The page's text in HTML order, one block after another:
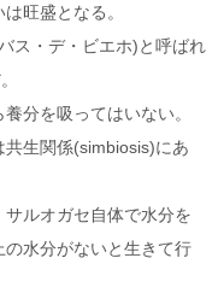
旺盛となる。
ス・デ・ビエホ)と呼ばれ
分を吸ってはいない。
生関係(simbiosis)にあ
ルオガセ自体で水分を
水分がないと生きて行